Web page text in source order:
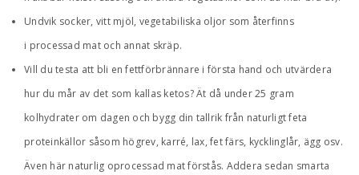
Undvik socker, vitt mjöl, vegetabiliska oljor som återfinns
i processad mat och annat skräp.
Vill du testa att bli en fettförbrännare i första hand och utvärdera
hur du mår av det som kallas ketos? Ät då under 25 gram
kolhydrater om dagen och bygg din tallrik från naturligt feta
proteinkällor såsom högrev, karré, lax, fet färs, kycklinglår, ägg osv.
Även här naturlig oprocessad mat förstås. Addera sedan smarta